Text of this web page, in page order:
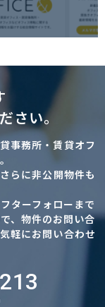
さい。
事務所・賃貸オフ
らに非公開物件も
ターフォローまで
、物件のお問い合
軽にお問い合わせ